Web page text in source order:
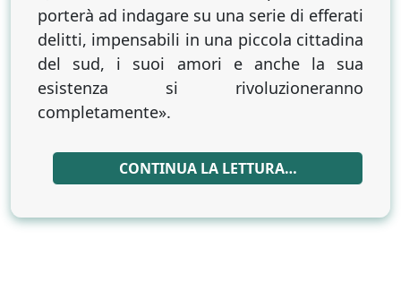
porterà ad indagare su una serie di efferati
delitti, impensabili in una piccola cittadina
del sud, i suoi amori e anche la sua
esistenza si rivoluzioneranno
completamente».
CONTINUA LA LETTURA…